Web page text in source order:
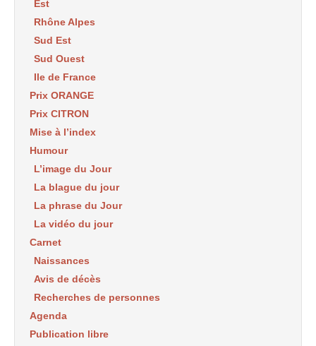
Est
Rhône Alpes
Sud Est
Sud Ouest
Ile de France
Prix ORANGE
Prix CITRON
Mise à l’index
Humour
L’image du Jour
La blague du jour
La phrase du Jour
La vidéo du jour
Carnet
Naissances
Avis de décès
Recherches de personnes
Agenda
Publication libre